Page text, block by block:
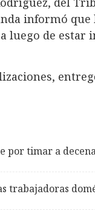
informó
luego de estar
por timar a
trabajadoras